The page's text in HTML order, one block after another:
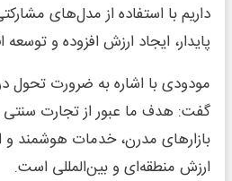
داریم با استفاده از مدل‌های
پایدار، ایجاد ارزش افزوده و
مودودی با اشاره به ضرورت تحول
گفت: هدف ما عبور از تجارت
بازارهای مدرن، خدمات هوشمند و
ارزش منطقه‌ای و بین‌المللی است.